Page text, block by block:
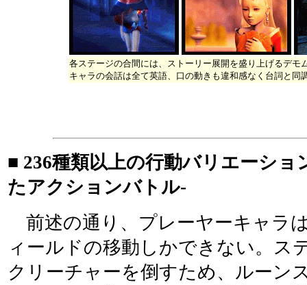
各ステージの合間には、ストーリー展開を盛り上げるデモ
キャラの会話は全て英語、口の動きも違和感なく台詞と同
■ 236種類以上の行動バリエーショ
たアクションバトル-
前述の通り、プレーヤーキャラ
ィールドの移動しかできない。ス
クリーチャーを倒すため、ルーン